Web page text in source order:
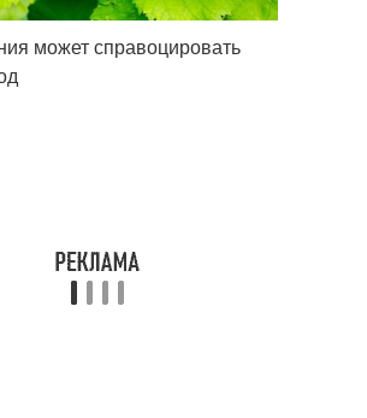
может справоцировать